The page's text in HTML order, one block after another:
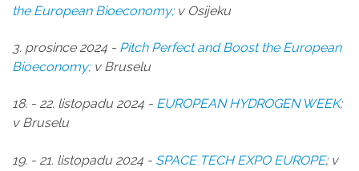
the European Bioeconomy;v Osijeku
3. prosince 2024 - Pitch Perfect and Boost the European
Bioeconomy;v Bruselu
18. - 22. listopadu 2024 - EUROPEAN HYDROGEN WEEK;
v Bruselu
19. - 21. listopadu 2024 - SPACE TECH EXPO EUROPE; v